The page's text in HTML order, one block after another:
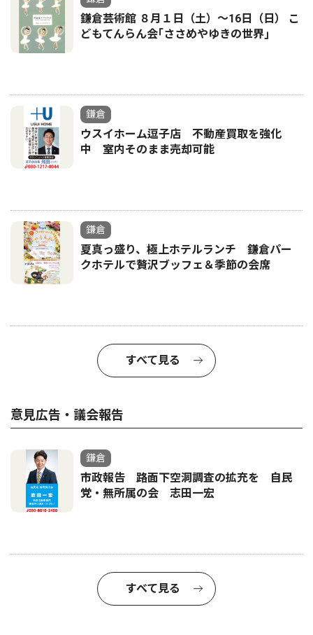
鎌倉芸術館 ８月１日（土）〜16日（日） こ
どもてんらん会｢ささめやゆきの世界｣
鎌倉
ウスイホーム逗子店 不動産買取を強化
中 室内そのまま売却可能
鎌倉
夏真っ盛り、極上ホテルランチ 鎌倉パー
クホテルで贅沢ブッフェ＆季節の会席
すべて見る
意見広告・議会報告
鎌倉
市政報告 路面下空洞調査の拡充を 自民
党・無所属の会 志田一宏
すべて見る